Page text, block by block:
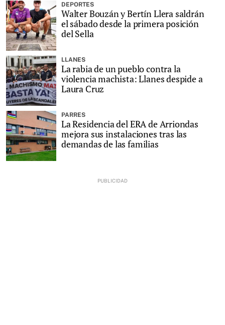
DEPORTES
Walter Bouzán y Bertín Llera saldrán
el sábado desde la primera posición
del Sella
LLANES
La rabia de un pueblo contra la
violencia machista: Llanes despide a
Laura Cruz
PARRES
La Residencia del ERA de Arriondas
mejora sus instalaciones tras las
demandas de las familias